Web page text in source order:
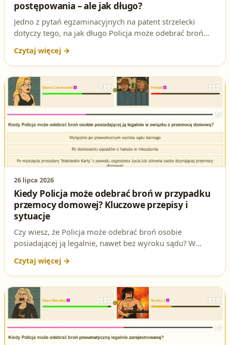
postępowania – ale jak długo?
Jedno z pytań egzaminacyjnych na patent strzelecki
dotyczy tego, na jak długo Policja może odebrać broń
poważne przestępstwo. To przepis, który realnie może
dotyczyć każdego posiadacza broni, dlatego warto znać
dokładny okres i podstawę prawną.
26 lipca 2026
Kiedy Policja może odebrać broń w przypadku
przemocy domowej? Kluczowe przepisy i
sytuacje
Czy wiesz, że Policja może odebrać broń osobie
posiadającej ją legalnie, nawet bez wyroku sądu? W
'Niebieskie Karty'. Sprawdź, jakie sytuacje uprawniają
organy do natychmiastowej interwencji i jakie przepisy
regulują tę kwestię.